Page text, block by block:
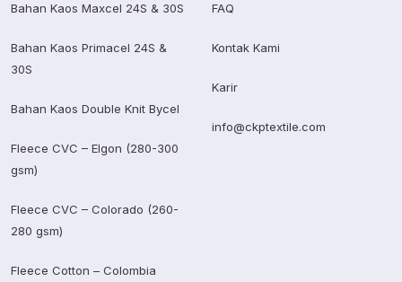
Bahan Kaos Maxcel 24S & 30S
Bahan Kaos Primacel 24S &
30S
Bahan Kaos Double Knit Bycel
Fleece CVC – Elgon (280-300
gsm)
Fleece CVC – Colorado (260-
280 gsm)
Fleece Cotton – Colombia
FAQ
Kontak Kami
Karir
info@ckptextile.com